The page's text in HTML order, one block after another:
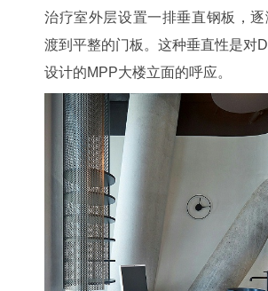
治疗室外层设置一排垂直钢板，
渡到平整的门板。这种垂直性是对
设计的MPP大楼立面的呼应。